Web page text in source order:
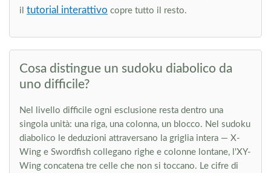
il tutorial interattivo copre tutto il resto.
Cosa distingue un sudoku diabolico da
uno difficile?
Nel livello difficile ogni esclusione resta dentro una
singola unità: una riga, una colonna, un blocco. Nel sudoku
diabolico le deduzioni attraversano la griglia intera — X-
Wing e Swordfish collegano righe e colonne lontane, l'XY-
Wing concatena tre celle che non si toccano. Le cifre di